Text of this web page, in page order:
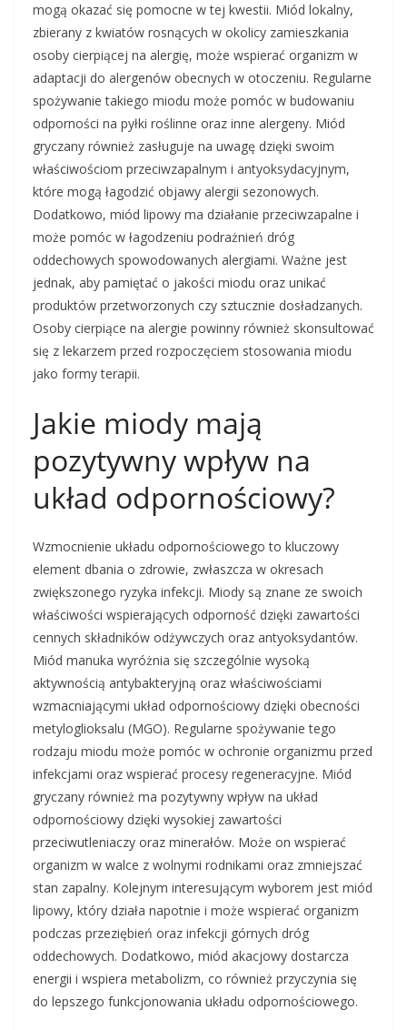
mogą okazać się pomocne w tej kwestii. Miód lokalny,
zbierany z kwiatów rosnących w okolicy zamieszkania
osoby cierpiącej na alergię, może wspierać organizm w
adaptacji do alergenów obecnych w otoczeniu. Regularne
spożywanie takiego miodu może pomóc w budowaniu
odporności na pyłki roślinne oraz inne alergeny. Miód
gryczany również zasługuje na uwagę dzięki swoim
właściwościom przeciwzapalnym i antyoksydacyjnym,
które mogą łagodzić objawy alergii sezonowych.
Dodatkowo, miód lipowy ma działanie przeciwzapalne i
może pomóc w łagodzeniu podrażnień dróg
oddechowych spowodowanych alergiami. Ważne jest
jednak, aby pamiętać o jakości miodu oraz unikać
produktów przetworzonych czy sztucznie dosładzanych.
Osoby cierpiące na alergie powinny również skonsultować
się z lekarzem przed rozpoczęciem stosowania miodu
jako formy terapii.
Jakie miody mają
pozytywny wpływ na
układ odpornościowy?
Wzmocnienie układu odpornościowego to kluczowy
element dbania o zdrowie, zwłaszcza w okresach
zwiększonego ryzyka infekcji. Miody są znane ze swoich
właściwości wspierających odporność dzięki zawartości
cennych składników odżywczych oraz antyoksydantów.
Miód manuka wyróżnia się szczególnie wysoką
aktywnością antybakteryjną oraz właściwościami
wzmacniającymi układ odpornościowy dzięki obecności
metyloglioksalu (MGO). Regularne spożywanie tego
rodzaju miodu może pomóc w ochronie organizmu przed
infekcjami oraz wspierać procesy regeneracyjne. Miód
gryczany również ma pozytywny wpływ na układ
odpornościowy dzięki wysokiej zawartości
przeciwutleniaczy oraz minerałów. Może on wspierać
organizm w walce z wolnymi rodnikami oraz zmniejszać
stan zapalny. Kolejnym interesującym wyborem jest miód
lipowy, który działa napotnie i może wspierać organizm
podczas przeziębień oraz infekcji górnych dróg
oddechowych. Dodatkowo, miód akacjowy dostarcza
energii i wspiera metabolizm, co również przyczynia się
do lepszego funkcjonowania układu odpornościowego.